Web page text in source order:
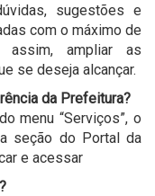
sugestões e
com o máximo de
assim, ampliar as
se deseja alcançar.
da Prefeitura?
menu “Serviços”, o
seção do Portal da
e acessar